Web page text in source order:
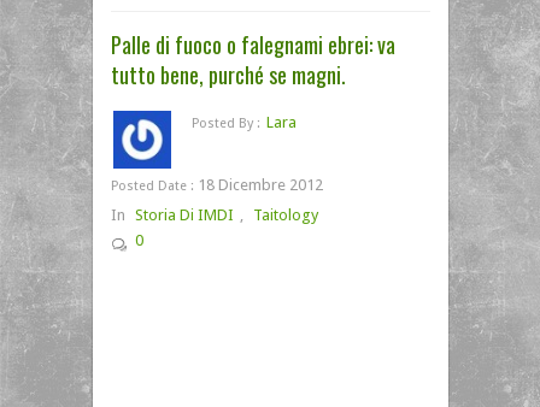
Palle di fuoco o falegnami ebrei: va
tutto bene, purché se magni.
Posted By : Lara
Posted Date : 18 Dicembre 2012
In Storia Di IMDI , Taitology
0